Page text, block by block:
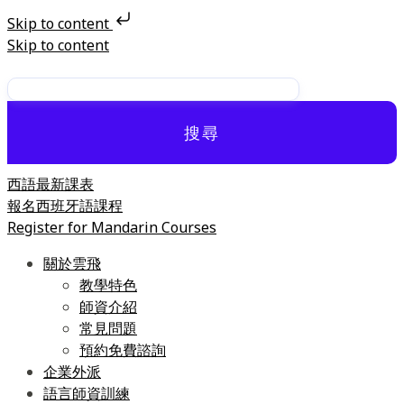
Skip to content
Skip to content
搜尋
西語最新課表
報名西班牙語課程
Register for Mandarin Courses
關於雲飛
教學特色
師資介紹
常見問題
預約免費諮詢
企業外派
語言師資訓練